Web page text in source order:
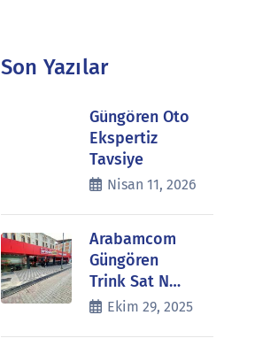
Son Yazılar
Güngören Oto
Ekspertiz
Tavsiye
Nisan 11, 2026
Arabamcom
Güngören
Trink Sat N…
Ekim 29, 2025